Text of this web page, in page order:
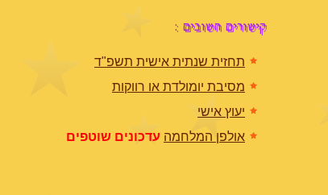
קישורים חשובים :
תחזית שנתית אישית תשפ"ד
מסיבת יומולדת או רווקות
יעוץ אישי
אולפן המלחמה עדכונים שוטפים